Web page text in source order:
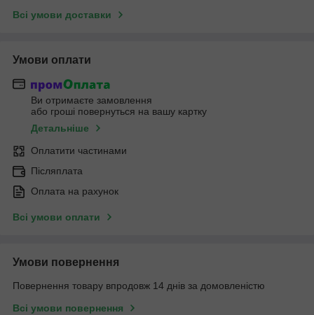
Всі умови доставки
Умови оплати
Ви отримаєте замовлення
або гроші повернуться на вашу картку
Детальніше
Оплатити частинами
Післяплата
Оплата на рахунок
Всі умови оплати
Умови повернення
Повернення товару впродовж 14 днів за домовленістю
Всі умови повернення